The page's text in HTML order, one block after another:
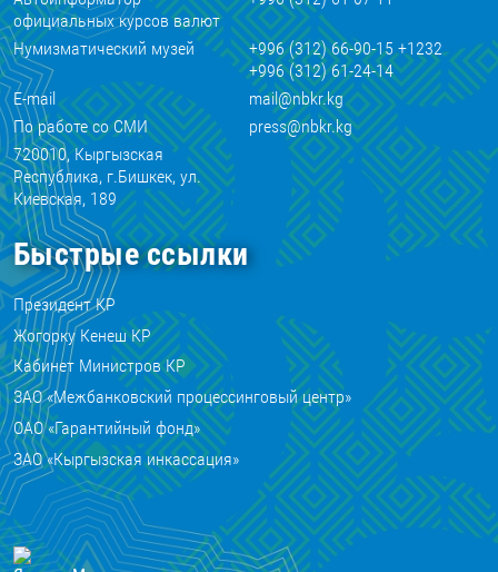
официальных курсов валют
Нумизматический музей
+996 (312) 66-90-15 +1232
+996 (312) 61-24-14
E-mail
mail@nbkr.kg
По работе со СМИ
press@nbkr.kg
720010, Кыргызская
Республика, г.Бишкек, ул.
Киевская, 189
Быстрые ссылки
Президент КР
Жогорку Кенеш КР
Кабинет Министров КР
ЗАО «Межбанковский процессинговый центр»
ОАО «Гарантийный фонд»
ЗАО «Кыргызская инкассация»